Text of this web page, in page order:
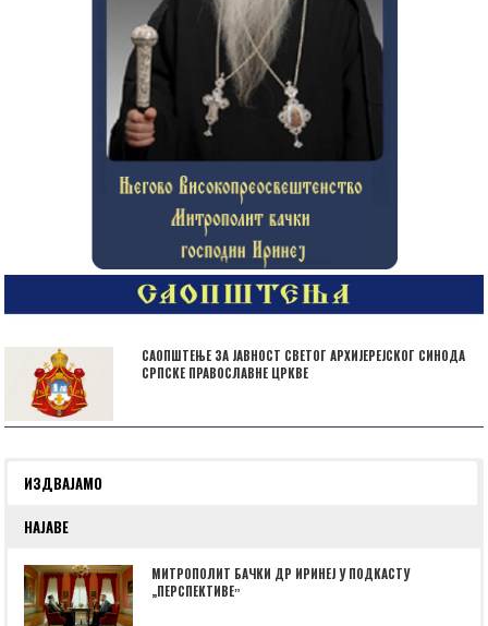
САОПШТЕЊЕ ЗА ЈАВНОСТ СВЕТОГ АРХИЈЕРЕЈСКОГ СИНОДА
СРПСКЕ ПРАВОСЛАВНЕ ЦРКВЕ
ИЗДВАЈАМО
НАЈАВЕ
МИТРОПОЛИТ БАЧКИ ДР ИРИНЕЈ У ПОДКАСТУ
„ПЕРСПЕКТИВЕˮ